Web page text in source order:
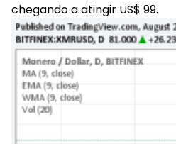
chegando a atingir US$ 99.